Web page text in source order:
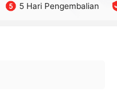
5 Hari Pengembalian